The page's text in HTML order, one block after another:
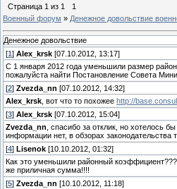
Страница 1 из 1
1
Военный форум » Денежное довольствие
Денежное довольствие
[1 ] Alex_krsk [07.10.2012, 13:17]
С 1 января 2012 года уменьшили размер
пожалуйста найти Постановление Совета
[2] Zvezda_nn [07.10.2012, 14:32]
Alex_krsk , вот что то похожее http://
[3] Alex_krsk [07.10.2012, 15:04]
Zvezda_nn , спасибо за отклик, но хотелось
информации нет, в обзорах законодательства
[4] Lisenok [10.10.2012, 01:32]
Как это уменьшили районный
же приличная сумма!!!!
[5] Zvezda_nn [10.10.2012, 11:18]